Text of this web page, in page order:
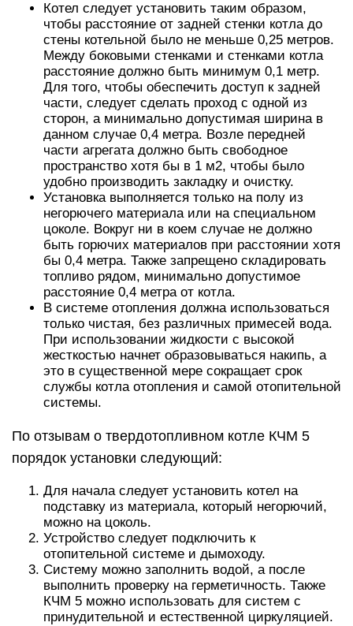
Котел следует установить таким образом,
чтобы расстояние от задней стенки котла до
стены котельной было не меньше 0,25 метров.
Между боковыми стенками и стенками котла
расстояние должно быть минимум 0,1 метр.
Для того, чтобы обеспечить доступ к задней
части, следует сделать проход с одной из
сторон, а минимально допустимая ширина в
данном случае 0,4 метра. Возле передней
части агрегата должно быть свободное
пространство хотя бы в 1 м2, чтобы было
удобно производить закладку и очистку.
Установка выполняется только на полу из
негорючего материала или на специальном
цоколе. Вокруг ни в коем случае не должно
быть горючих материалов при расстоянии хотя
бы 0,4 метра. Также запрещено складировать
топливо рядом, минимально допустимое
расстояние 0,4 метра от котла.
В системе отопления должна использоваться
только чистая, без различных примесей вода.
При использовании жидкости с высокой
жесткостью начнет образовываться накипь, а
это в существенной мере сокращает срок
службы котла отопления и самой отопительной
системы.
По отзывам о твердотопливном котле КЧМ 5
порядок установки следующий:
Для начала следует установить котел на
подставку из материала, который негорючий,
можно на цоколь.
Устройство следует подключить к
отопительной системе и дымоходу.
Систему можно заполнить водой, а после
выполнить проверку на герметичность. Также
КЧМ 5 можно использовать для систем с
принудительной и естественной циркуляцией.